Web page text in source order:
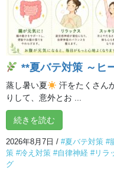
開催日：10月18日（金）
時間：10:00～/14:00～/
会場名：イルチブレインヨ
**夏バテ対策 ～ヒ
蒸し暑い夏
汗をたくさん
りして、意外とお ...
続きを読む
2026年8月7日 / #夏バテ対策 #
策 #冷え対策 #自律神経 #リラ
グ